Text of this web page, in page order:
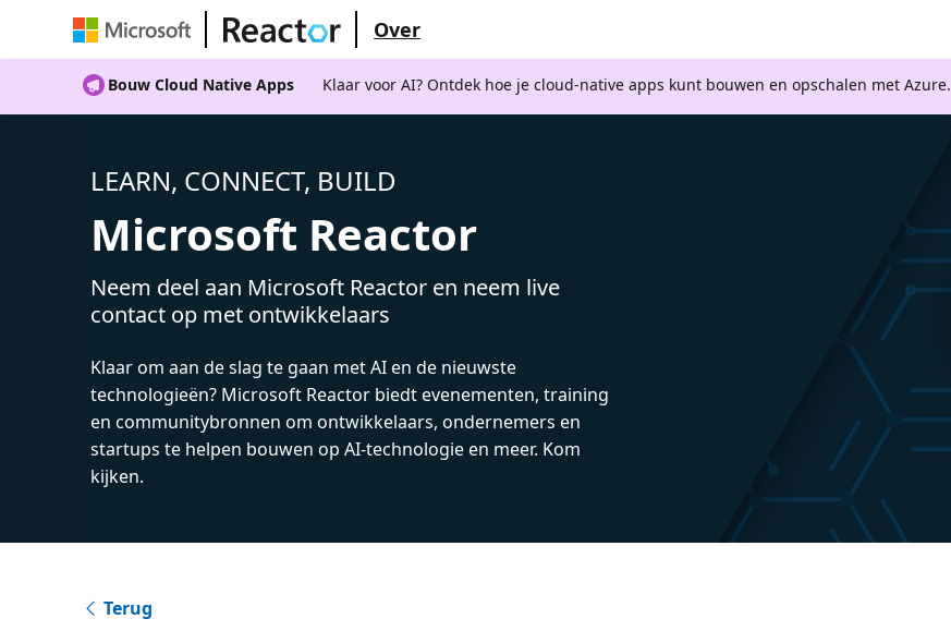
Over
Bouw Cloud Native Apps Klaar voor AI? Ontdek hoe je cloud-native apps kunt bouwen en opschalen met Azure.
LEARN, CONNECT, BUILD
Microsoft Reactor
Neem deel aan Microsoft Reactor en neem live
contact op met ontwikkelaars
Klaar om aan de slag te gaan met AI en de nieuwste
technologieën? Microsoft Reactor biedt evenementen, training
en communitybronnen om ontwikkelaars, ondernemers en
startups te helpen bouwen op AI-technologie en meer. Kom
kijken.
Terug